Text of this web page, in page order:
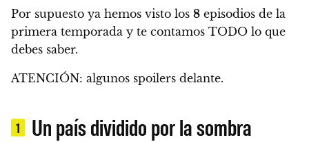
Por supuesto ya hemos visto los 8 episodios de la
primera temporada y te contamos TODO lo que
debes saber.
ATENCIÓN: algunos spoilers delante.
1 Un país dividido por la sombra